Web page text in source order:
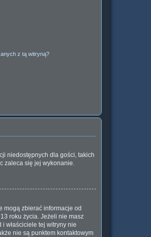
z tą witryną?
niedostępnych dla gości, takich
zaleca się jej wykonanie.
mogą zbierać informacje od
roku życia. Jeżeli nie masz
właściciele tej witryny nie
nie są punktem kontaktowym